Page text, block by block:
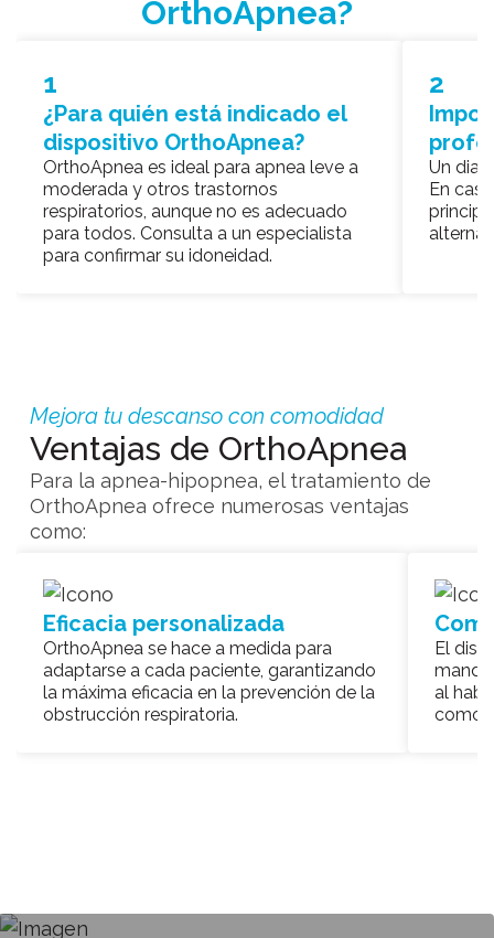
OrthoApnea?
1
¿Para quién está indicado el
dispositivo OrthoApnea?
OrthoApnea es ideal para apnea leve a
moderada y otros trastornos
respiratorios, aunque no es adecuado
para todos. Consulta a un especialista
para confirmar su idoneidad.
2
Un
En
Mejora tu descanso con comodidad
Ventajas de OrthoApnea
Para la apnea-hipopnea, el tratamiento de
OrthoApnea ofrece numerosas ventajas
como:
Eficacia personalizada
OrthoApnea se hace a medida para
adaptarse a cada paciente, garantizando
la máxima eficacia en la prevención de la
obstrucción respiratoria.
El
al